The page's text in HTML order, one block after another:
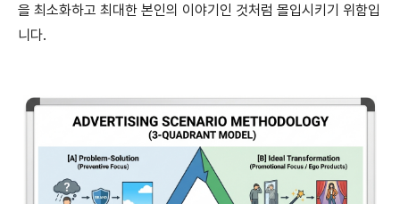
을 최소화하고 최대한 본인의 이야기인 것처럼 몰입시키기 위함입
니다.